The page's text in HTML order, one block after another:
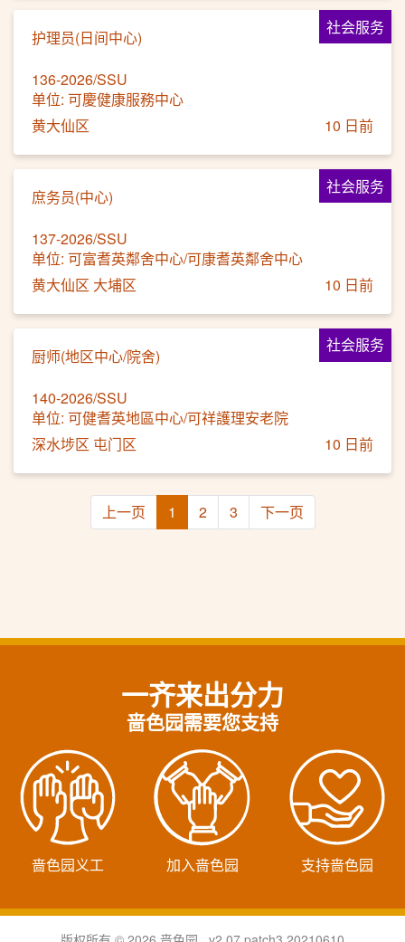
社会服务
护理员(日间中心)
136-2026/SSU
单位: 可慶健康服務中心
黄大仙区
10 日前
社会服务
庶务员(中心)
137-2026/SSU
单位: 可富耆英鄰舍中心/可康耆英鄰舍中心
黄大仙区 大埔区
10 日前
社会服务
厨师(地区中心/院舍)
140-2026/SSU
单位: 可健耆英地區中心/可祥護理安老院
深水埗区 屯门区
10 日前
上一页 1 2 3 下一页
一齐来出分力
啬色园需要您支持
啬色园义工 加入啬色园 支持啬色园